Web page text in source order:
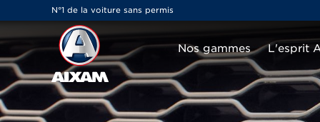
N°1 de la voiture sans permis
Nos gammes L'esprit
Panneau de gestion des cookies